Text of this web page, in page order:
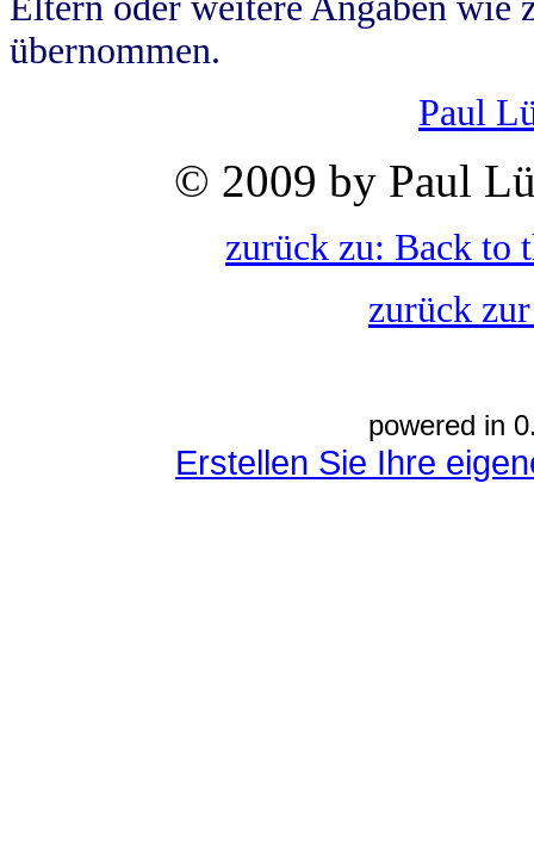
übernommen.
Paul
© 2009 by Paul
zurück zu: Back to
zurück
powered in
Erstellen Sie Ihre